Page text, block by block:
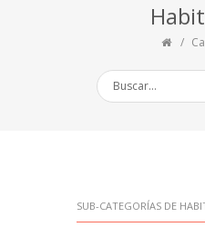
SUB-CATEGORÍAS DE